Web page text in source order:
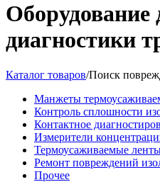
Оборудование
диагностики
Каталог товаров/Поиск
Манжеты
Контроль сплошности
Контактное
Измерители
Термоусаживаемые
Ремонт повреждений
Прочее